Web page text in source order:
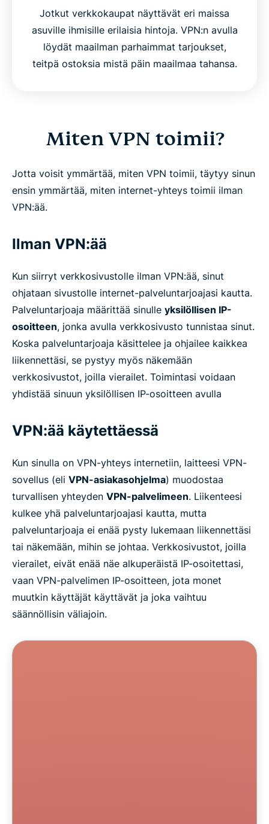
Jotkut verkkokaupat näyttävät eri maissa
asuville ihmisille erilaisia hintoja. VPN:n avulla
löydät maailman parhaimmat tarjoukset,
teitpä ostoksia mistä päin maailmaa tahansa.
Miten VPN toimii?
Jotta voisit ymmärtää, miten VPN toimii, täytyy sinun
ensin ymmärtää, miten internet-yhteys toimii ilman
VPN:ää.
Ilman VPN:ää
Kun siirryt verkkosivustolle ilman VPN:ää, sinut
ohjataan sivustolle internet-palveluntarjoajasi kautta.
Palveluntarjoaja määrittää sinulle yksilöllisen IP-
osoitteen, jonka avulla verkkosivusto tunnistaa sinut.
Koska palveluntarjoaja käsittelee ja ohjailee kaikkea
liikennettäsi, se pystyy myös näkemään
verkkosivustot, joilla vierailet. Toimintasi voidaan
yhdistää sinuun yksilöllisen IP-osoitteen avulla
VPN:ää käytettäessä
Kun sinulla on VPN-yhteys internetiin, laitteesi VPN-
sovellus (eli VPN-asiakasohjelma) muodostaa
turvallisen yhteyden VPN-palvelimeen. Liikenteesi
kulkee yhä palveluntarjoajasi kautta, mutta
palveluntarjoaja ei enää pysty lukemaan liikennettäsi
tai näkemään, mihin se johtaa. Verkkosivustot, joilla
vierailet, eivät enää näe alkuperäistä IP-osoitettasi,
vaan VPN-palvelimen IP-osoitteen, jota monet
muutkin käyttäjät käyttävät ja joka vaihtuu
säännöllisin väliajoin.